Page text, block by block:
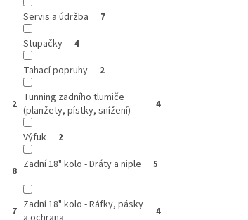
Servis a údržba 7
Stupačky 4
Tahací popruhy 2
2 Tunning zadního tlumiče
(planžety, pístky, snížení)
4
Výfuk 2
8 Zadní 18" kolo - Dráty a niple 5
7 Zadní 18" kolo - Ráfky, pásky
4